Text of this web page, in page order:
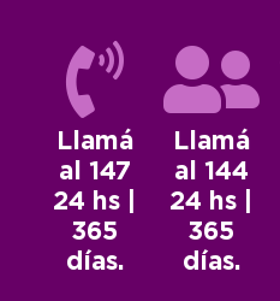
Llamá
al 147
24 hs |
365
días.
Llamá
al 144
24 hs |
365
días.